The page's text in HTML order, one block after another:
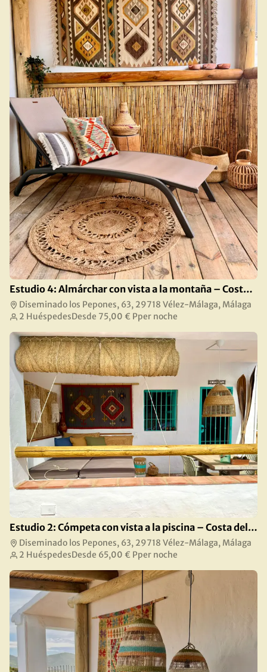
Estudio 4: Almárchar con vista a la montaña – Costa del Sol
Diseminado los Pepones, 63, 29718 Vélez-Málaga, Málaga
2 HuéspedesDesde 75,00 € Pper noche
Estudio 2: Cómpeta con vista a la piscina – Costa del Sol
Diseminado los Pepones, 63, 29718 Vélez-Málaga, Málaga
2 HuéspedesDesde 65,00 € Pper noche